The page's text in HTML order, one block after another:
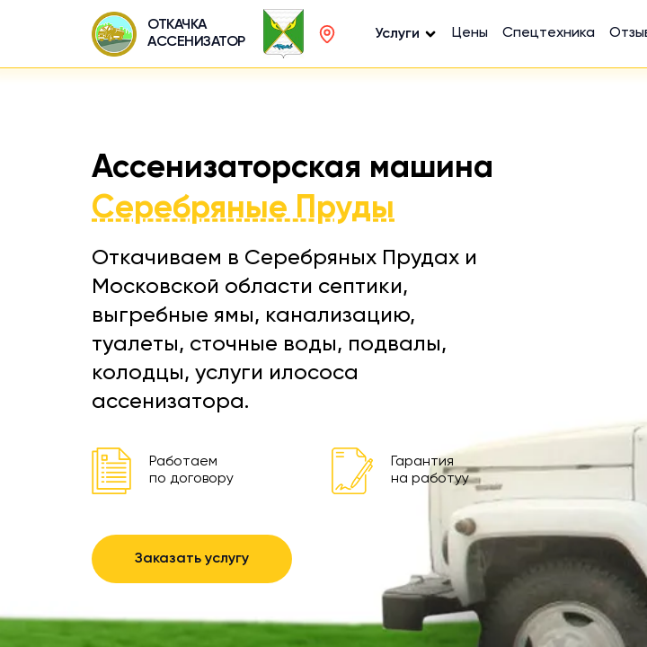
ОТКАЧКА
АССЕНИЗАТОР
Услуги Цены Спецтехника
Ассенизаторская машина
Серебряные Пруды
Откачиваем в Серебряных Прудах и
Московской области септики,
выгребные ямы, канализацию,
туалеты, сточные воды, подвалы,
колодцы, услуги илососа
ассенизатора.
Работаем
по договору
Гарантия
на работуу
Заказать услугу